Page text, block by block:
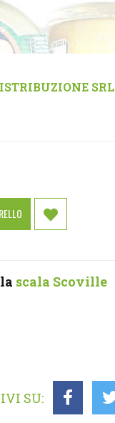
SRL
scala Scoville
SU: